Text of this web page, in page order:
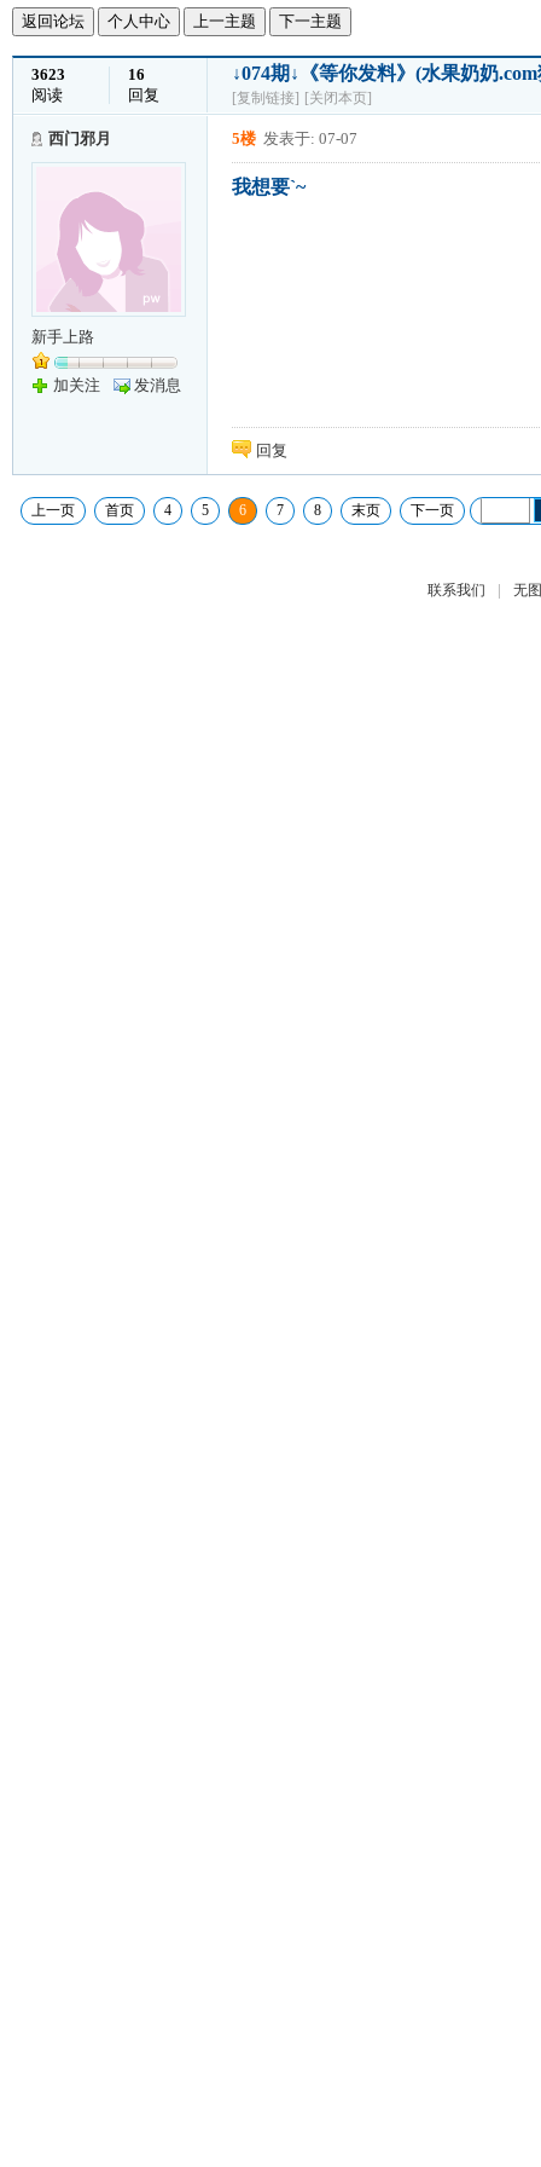
返回论坛 个人中心 上一主题 下一主题
3623
阅读
16
回复
↓074期↓《等你发料》(水果奶奶
[复制链接] [关闭本页]
西门邪月
新手上路
加关注 发消息
5楼 发表于: 07-07
我想要`~
回复
上一页 首页 4 5 6 7 8 末页 下一页
联系我们 | 无